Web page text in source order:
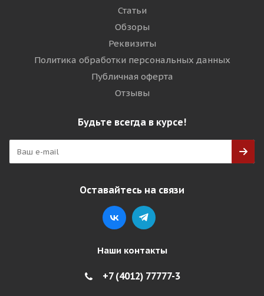
Статьи
Обзоры
Реквизиты
Политика обработки персональных данных
Публичная оферта
Отзывы
Будьте всегда в курсе!
Оставайтесь на связи
Наши контакты
+7 (4012) 77777-3